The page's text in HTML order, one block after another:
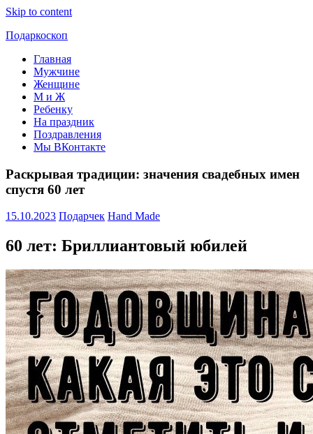
Skip to content
Подаркоскоп
Поможем
выбрать
подарить
Главная
Мужчине
Женщине
М и Ж
Ребенку
На праздник
Поздравления
Мы ВКонтакте
Раскрывая традиции: значения свадебных имен
спустя 60 лет
15.10.2023 Подарчек Hand Made
60 лет: Бриллиантовый юбилей